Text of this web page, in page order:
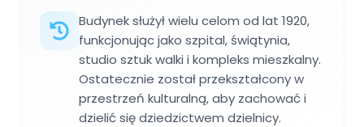
Budynek służył wielu celom od lat 1920,
funkcjonując jako szpital, świątynia,
studio sztuk walki i kompleks mieszkalny.
Ostatecznie został przekształcony w
przestrzeń kulturalną, aby zachować i
dzielić się dziedzictwem dzielnicy.